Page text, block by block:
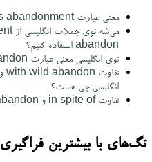
معنی عبارت reckless abandonment توی انگلیسی چی هست؟
abandon استفاده کنیم؟
توی انگلیسی معنی عبارت with reckless abandon چی هست؟
انگلیسی چی هست؟
تفاوت in spite of و with reckless abandon چی‌ هست؟
تگ‌های با بیشترین فراگیری